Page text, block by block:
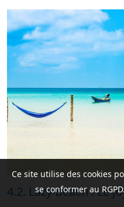
4.2. Lazy Beach : Le
Ce site utilise des cookies
se conformer au